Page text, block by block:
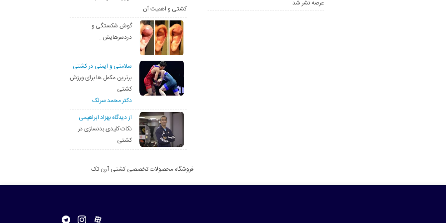
عرصه نشر شد
کشتی و اهمیت آن
گوش شکستگی و
دردسرهایش…
سلامتی و ایمنی در کشتی
برترین مکمل ها برای ورزش
کشتی
دکتر محمد سرلک
از دیدگاه بهزاد ابراهیمی
نکات کلیدی بدنسازی در
کشتی
فروشگاه محصولات تخصصی کشتی آرن تک